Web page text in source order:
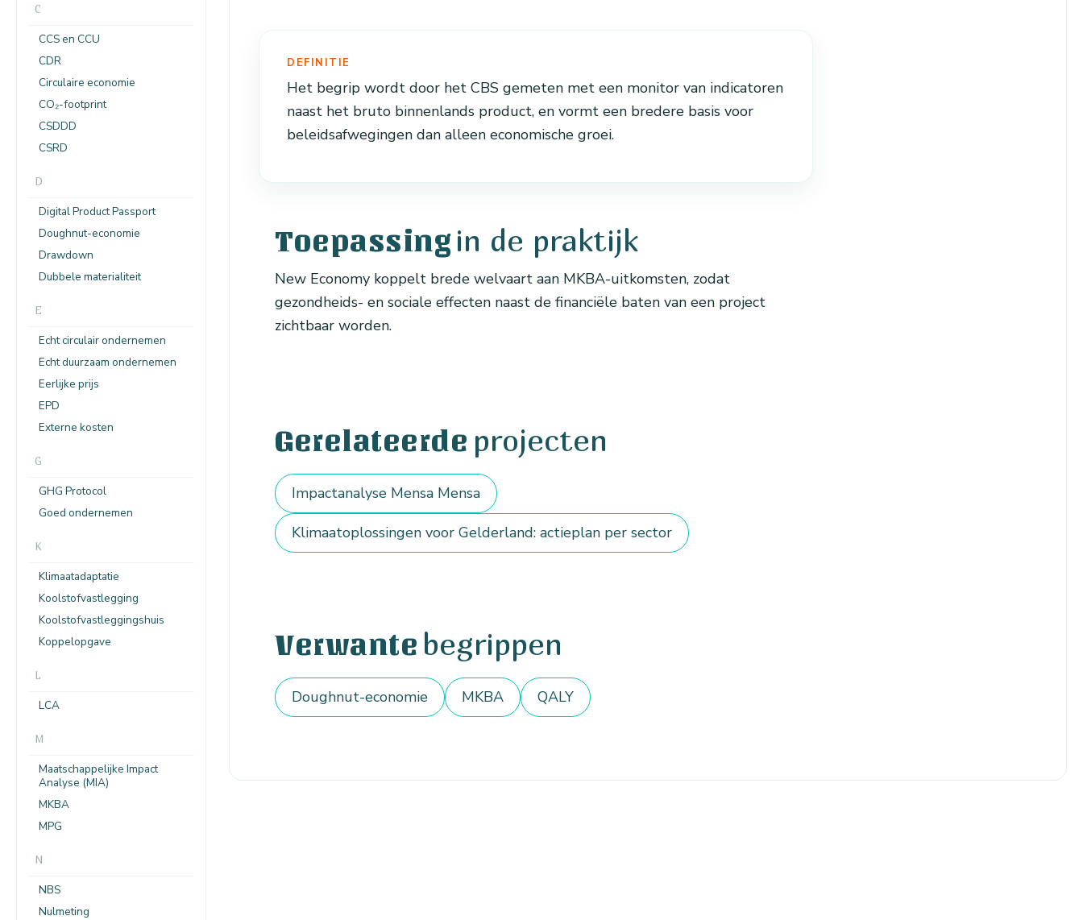
C
CCS en CCU
CDR
Circulaire economie
CO₂-footprint
CSDDD
CSRD
D
Digital Product Passport
Doughnut-economie
Drawdown
Dubbele materialiteit
E
Echt circulair ondernemen
Echt duurzaam ondernemen
Eerlijke prijs
EPD
Externe kosten
G
GHG Protocol
Goed ondernemen
K
Klimaatadaptatie
Koolstofvastlegging
Koolstofvastleggingshuis
Koppelopgave
L
LCA
M
Maatschappelijke Impact
Analyse (MIA)
MKBA
MPG
N
NBS
Nulmeting
DEFINITIE
Het begrip wordt door het CBS gemeten met een monitor van indicatoren
naast het bruto binnenlands product, en vormt een bredere basis voor
beleidsafwegingen dan alleen economische groei.
Toepassing in de praktijk
New Economy koppelt brede welvaart aan MKBA-uitkomsten, zodat
gezondheids- en sociale effecten naast de financiële baten van een project
zichtbaar worden.
Gerelateerde projecten
Impactanalyse Mensa Mensa
Klimaatoplossingen voor Gelderland: actieplan per sector
Verwante begrippen
Doughnut-economie MKBA QALY